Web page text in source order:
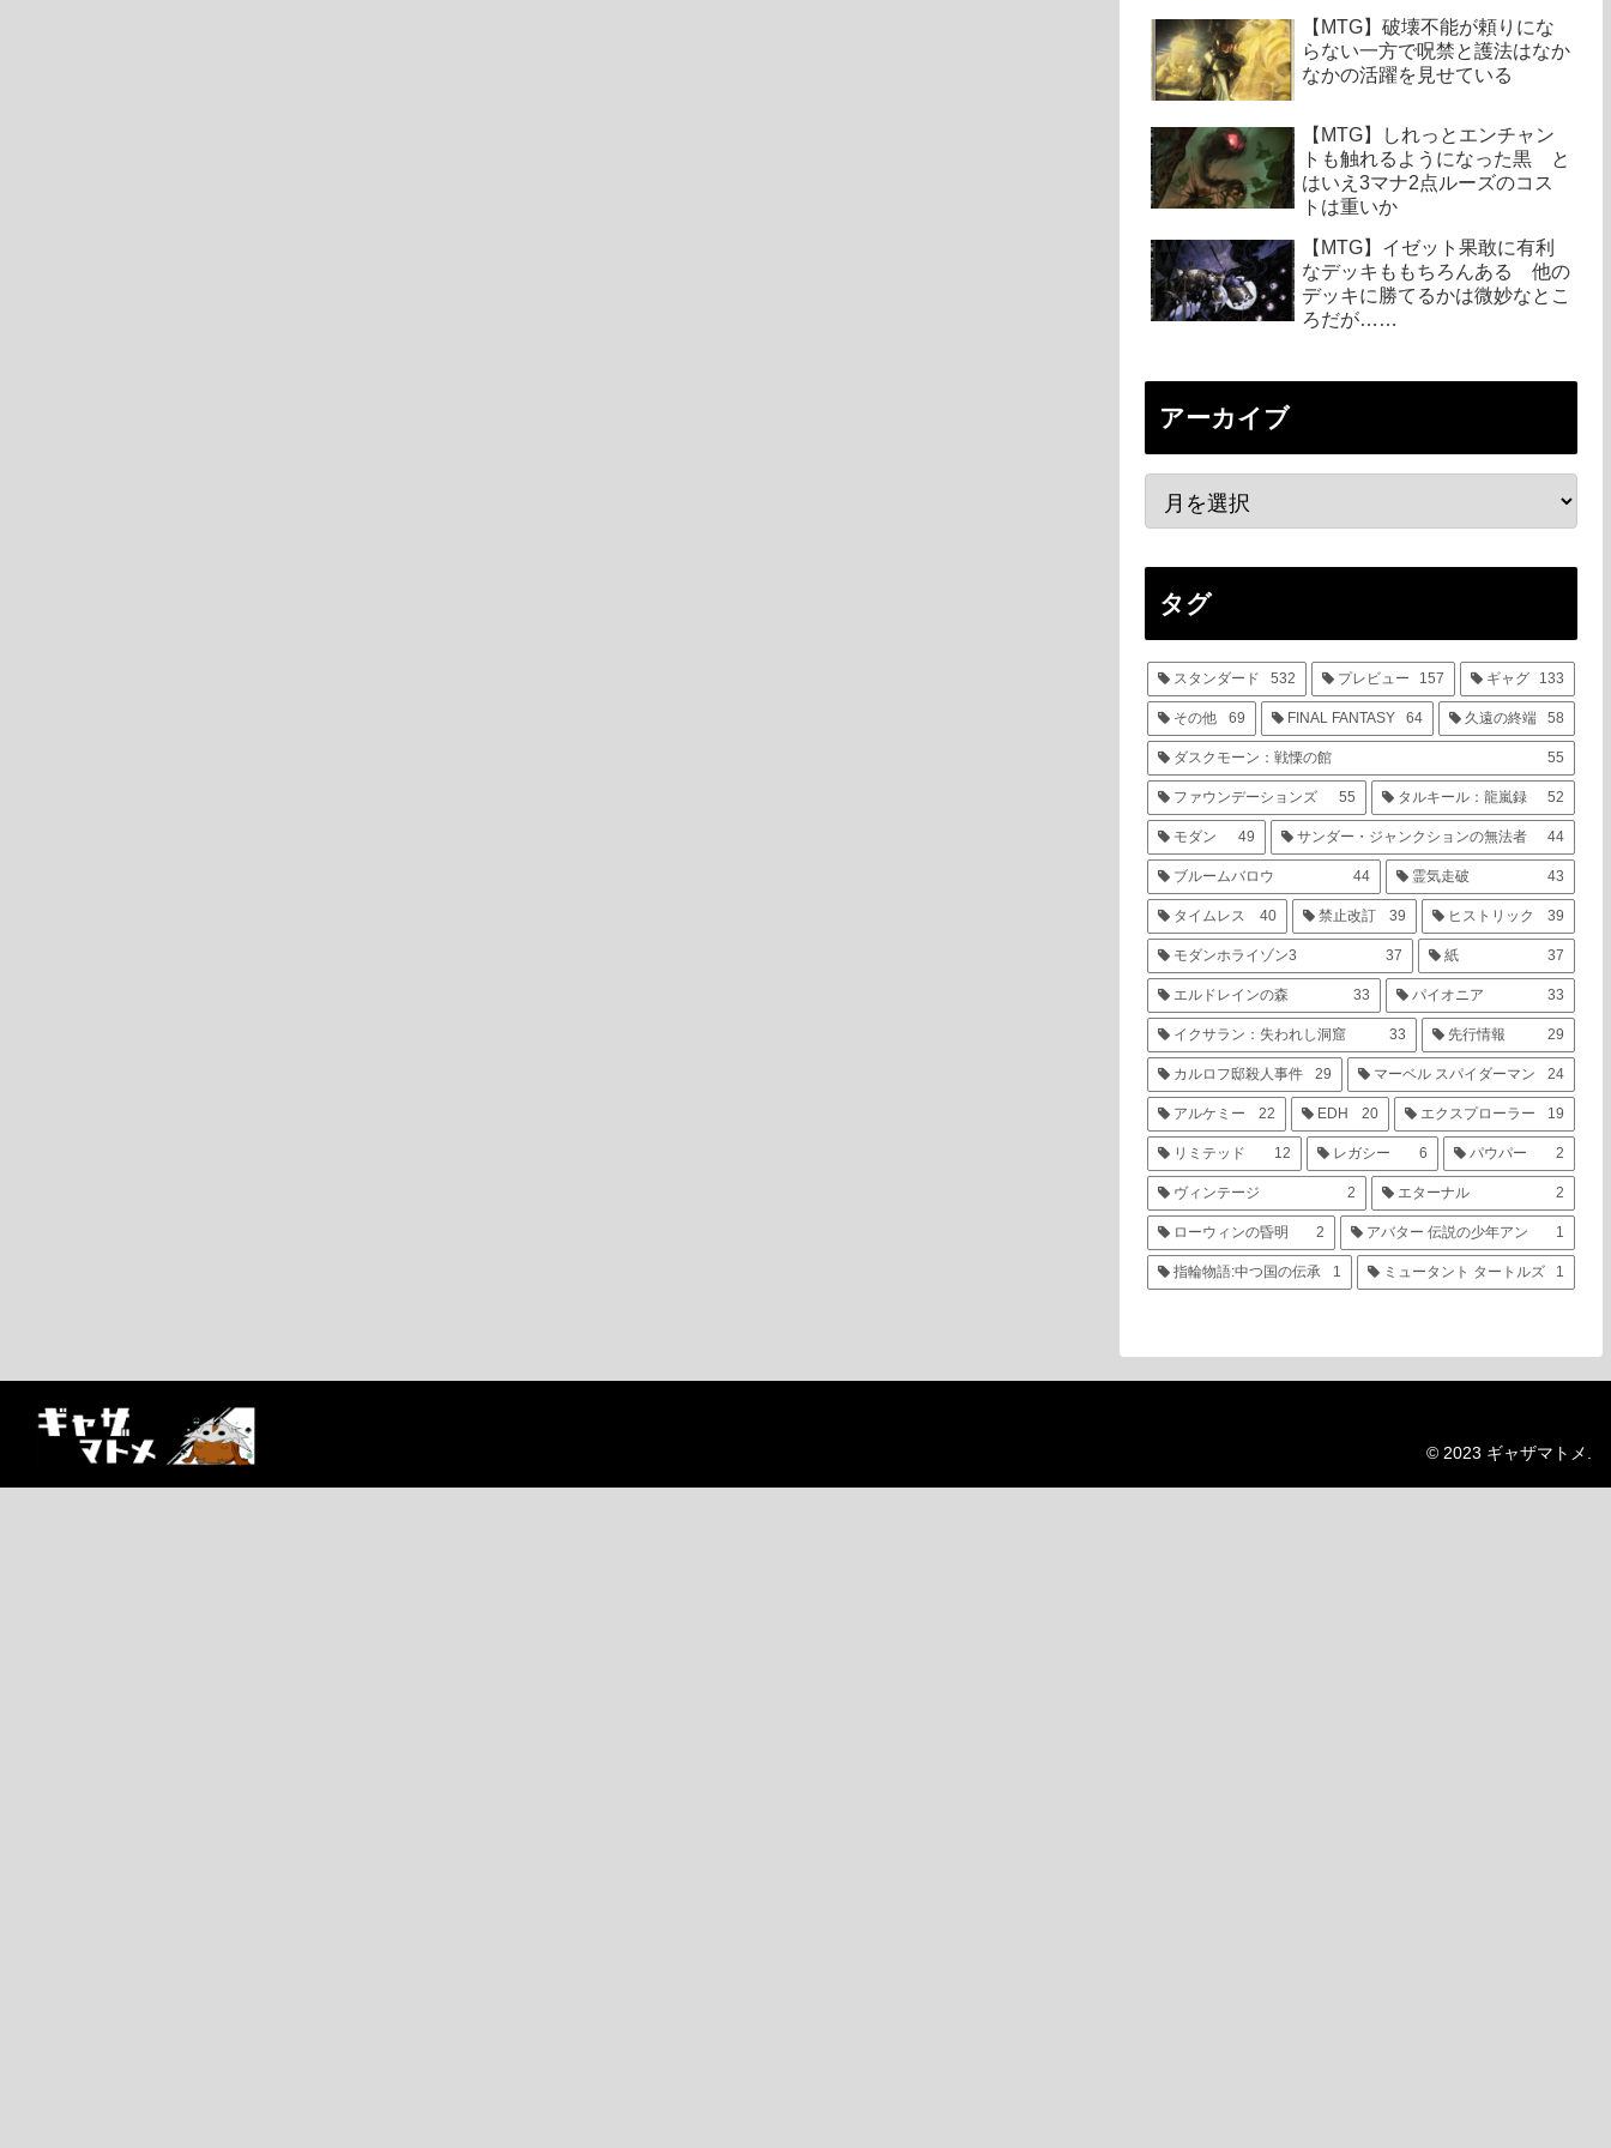
【MTG】破壊不能が頼りにな
らない一方で呪禁と護法はなか
なかの活躍を見せている
【MTG】しれっとエンチャン
トも触れるようになった黒 と
はいえ3マナ2点ルーズのコス
トは重いか
【MTG】イゼット果敢に有利
なデッキももちろんある 他の
デッキに勝てるかは微妙なとこ
ろだが……
アーカイブ
タグ
スタンダード 532 プレビュー 157 ギャグ 133
その他 69 FINAL FANTASY 64 久遠の終端 58
ダスクモーン：戦慄の館 55
ファウンデーションズ 55 タルキール：龍嵐録 52
モダン 49 サンダー・ジャンクションの無法者 44
ブルームバロウ 44 霊気走破 43
タイムレス 40 禁止改訂 39 ヒストリック 39
モダンホライゾン3 37 紙 37
エルドレインの森 33 パイオニア 33
イクサラン：失われし洞窟 33 先行情報 29
カルロフ邸殺人事件 29 マーベル スパイダーマン 24
アルケミー 22 EDH 20 エクスプローラー 19
リミテッド 12 レガシー 6 パウパー 2
ヴィンテージ 2 エターナル 2
ローウィンの昏明 2 アバター 伝説の少年アン 1
指輪物語:中つ国の伝承 1 ミュータント タートルズ 1
© 2023 ギャザマトメ.